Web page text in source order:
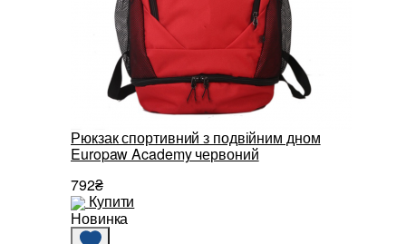
Рюкзак спортивний з подвійним дном
Europaw Academy червоний
792₴
Купити
Новинка